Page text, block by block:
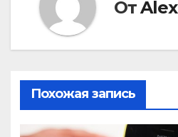
ОтAlex
Похожая запись